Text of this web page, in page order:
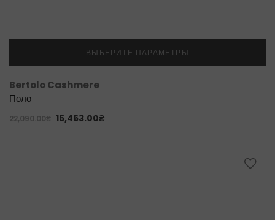
ВЫБЕРИТЕ ПАРАМЕТРЫ
Bertolo Cashmere
Поло
22,090.00₴ 15,463.00₴